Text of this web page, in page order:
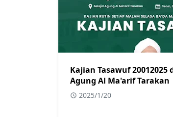
Kajian Tasawuf 20012025
Agung Al Ma'arif Tarakan
2025/1/20